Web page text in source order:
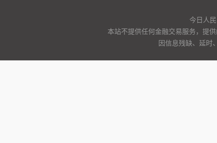
今日人
本站不提供任何金融交易服务，提
因信息残缺、延时